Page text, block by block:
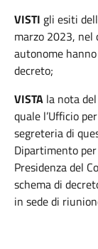
VISTI gli esiti
marzo 2023, nel
autonome
decreto;
VISTA la nota
quale l’Ufficio
segreteria di
Dipartimento
Presidenza del
schema di
in sede di